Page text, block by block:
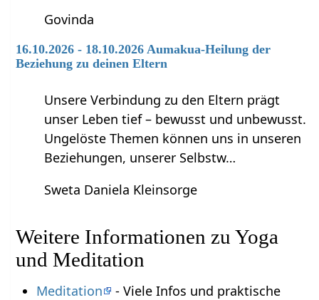
Govinda
16.10.2026 - 18.10.2026 Aumakua-Heilung der
Beziehung zu deinen Eltern
Unsere Verbindung zu den Eltern prägt
unser Leben tief – bewusst und unbewusst.
Ungelöste Themen können uns in unseren
Beziehungen, unserer Selbstw…
Sweta Daniela Kleinsorge
Weitere Informationen zu Yoga
und Meditation
Meditation
- Viele Infos und praktische